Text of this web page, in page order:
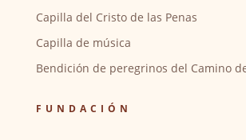
Capilla del Cristo de las Penas
Capilla de música
Bendición de peregrinos del Camino
FUNDACIÓN